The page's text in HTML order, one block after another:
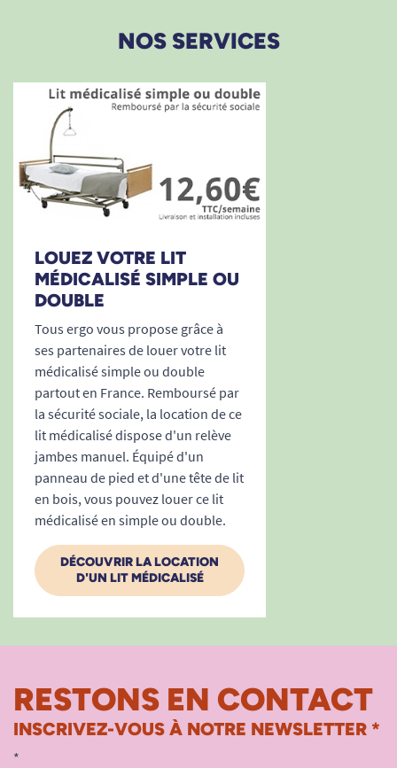
NOS SERVICES
LOUEZ VOTRE LIT
MÉDICALISÉ SIMPLE OU
DOUBLE
Tous ergo vous propose grâce à
ses partenaires de louer votre lit
médicalisé simple ou double
partout en France. Remboursé par
la sécurité sociale, la location de ce
lit médicalisé dispose d'un relève
jambes manuel. Équipé d'un
panneau de pied et d'une tête de lit
en bois, vous pouvez louer ce lit
médicalisé en simple ou double.
DÉCOUVRIR LA LOCATION
D'UN LIT MÉDICALISÉ
RESTONS EN CONTACT
INSCRIVEZ-VOUS À NOTRE NEWSLETTER *
*